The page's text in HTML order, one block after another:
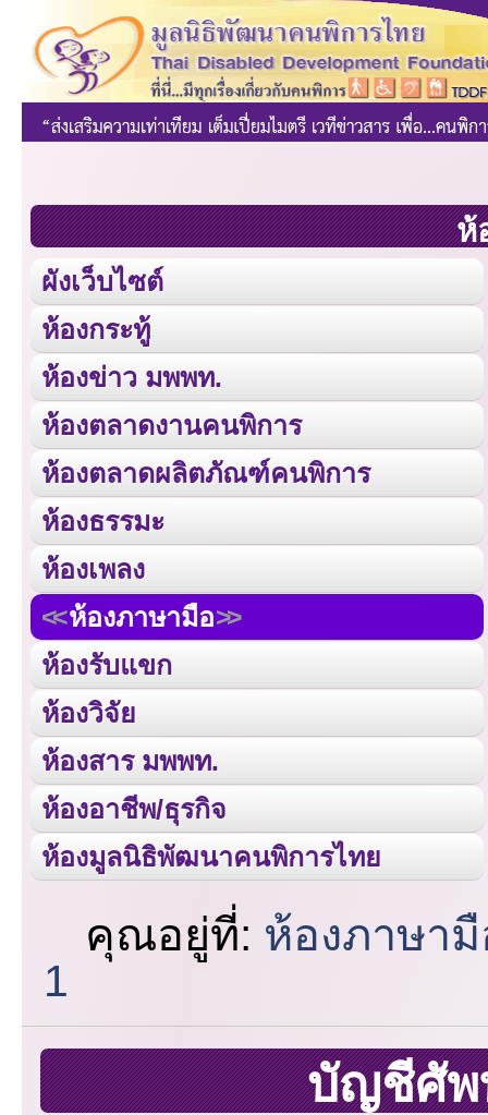
ห้
ผังเว็บไซต์
ห้องกระทู้
ห้องข่าว มพพท.
ห้องตลาดงานคนพิการ
ห้องตลาดผลิตภัณฑ์คนพิการ
ห้องธรรมะ
ห้องเพลง
ห้องภาษามือ
ห้องรับแขก
ห้องวิจัย
ห้องสาร มพพท.
ห้องอาชีพ/ธุรกิจ
ห้องมูลนิธิพัฒนาคนพิการไทย
คุณอยู่ที่: ห้องภาษา
1
บัญชีศัพ